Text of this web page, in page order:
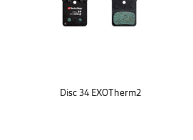
Disc 34 EXOTherm2